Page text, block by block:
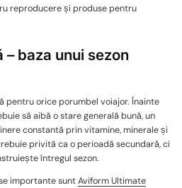
reproducere și produse pentru
baza unui sezon
pentru orice porumbel voiajor. Înainte
să aibă o stare generală bună, un
constantă prin vitamine, minerale și
privită ca o perioadă secundară, ci
întregul sezon.
importante suntAviform Ultimate